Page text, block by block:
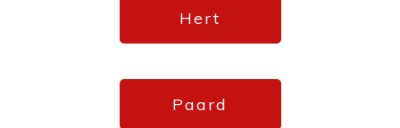
Hert
Paard